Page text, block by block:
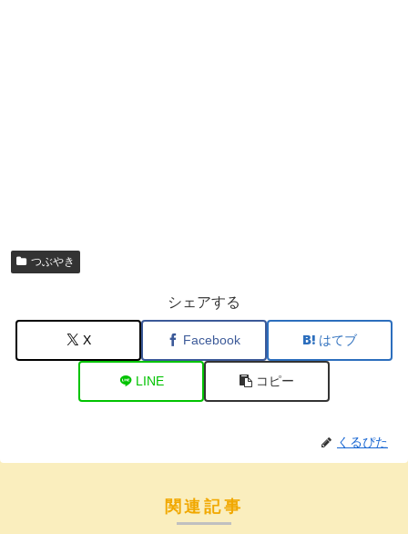
つぶやき
シェアする
X Facebook はてブ
LINE コピー
くるぴた
関連記事